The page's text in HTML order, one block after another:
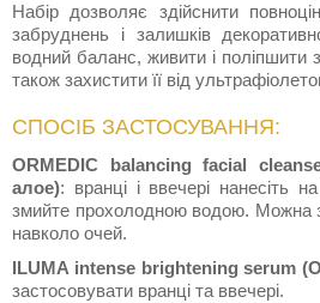
Набір дозволяє здійснити
забруднень і залишків
водний баланс, живити і поліпшити
також захистити її від
СПОСІБ ЗАСТОСУВАННЯ:
ORMEDIC balancing facial
алое): вранці і ввечері нанесіть
змийте прохолодною водою. Можна
навколо очей.
ILUMA intense brightening serum
застосовувати вранці та ввечері.